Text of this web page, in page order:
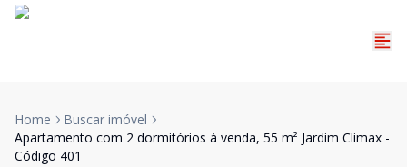
Home
Buscar imóvel
Apartamento com 2 dormitórios à venda, 55 m² Jardim Climax -
Código 401